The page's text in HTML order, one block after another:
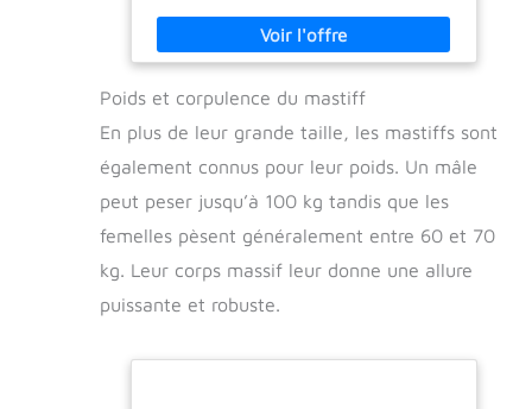
libre de respirer, boire ou manger
normalement. DESIGN RÉFLÉCHISSANT ET
d’éléments réfléchissants pour une meilleure
ainsi que d’un mousqueton de sûreté que
vous pourrez attacher au collier de votre
chien. 40 ANS D'EXPÉRIENCE: créateurs du
tout premier licol pour chien au monde, Halti
des chiens qui tirent en laisse depuis plus de
40 ans! DUO IDÉAL: pour une expérience de
Headcollar avec la laisse Halti Training Lead
Poids et corpulence du mastiff
En plus de leur grande taille, les mastiffs sont
également connus pour leur poids. Un mâle
peut peser jusqu’à 100 kg tandis que les
femelles pèsent généralement entre 60 et 70
kg. Leur corps massif leur donne une allure
puissante et robuste.